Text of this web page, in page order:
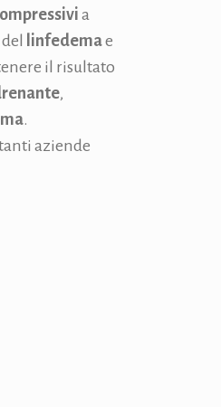
a
linfedemae
il risultato
,
.
aziende